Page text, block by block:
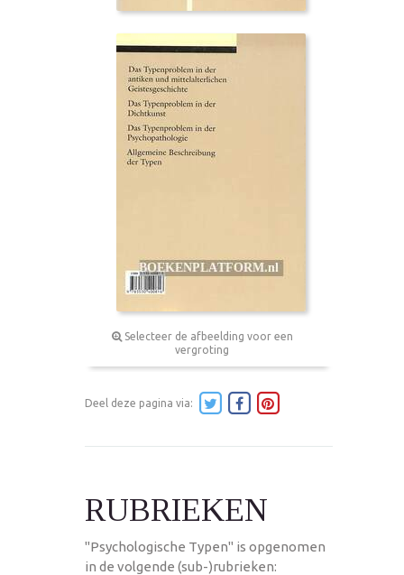
Selecteer de afbeelding voor een
vergroting
Deel deze pagina via:
RUBRIEKEN
"Psychologische Typen" is opgenomen
in de volgende (sub-)rubrieken: